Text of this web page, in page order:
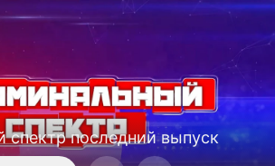
спектр последний выпуск
соглашение
Для партнёров
Ввести промокод
Бесплатные каналы Контакты